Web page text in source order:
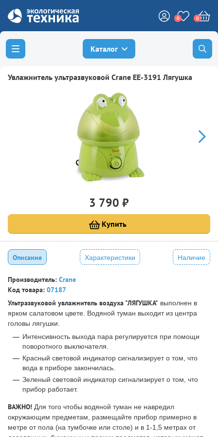
0 0
Каталог
Увлажнитель ультразвуковой Crane EE-3191 Лягушка
3 790 ₽
Купить
Описание Характеристики Наличие
Производитель: Crane
Код товара: 07187
Ультразвуковой увлажнитель воздуха "ЛЯГУШКА" выполнен в
ярком салатовом цвете. Водяной туман выходит из центра
головы лягушки.
Интенсивность выхода пара регулируется при помощи
поворотного выключателя.
Красный световой индикатор сигнализирует о том, что
вода в приборе закончилась.
Зеленый световой индикатор сигнализирует о том, что
прибор работает.
ВАЖНО! Для того чтобы водяной туман не навредил
окружающим предметам, размещайте прибор примерно в
метре от пола (на тумбочке или столе) и в 1-1,5 метрах от